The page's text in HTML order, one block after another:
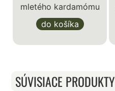
mletého kardamómu
do košíka
SÚVISIACE PRODUKTY